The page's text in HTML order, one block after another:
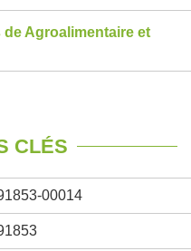
Agroalimentaire et
CLÉS
00014